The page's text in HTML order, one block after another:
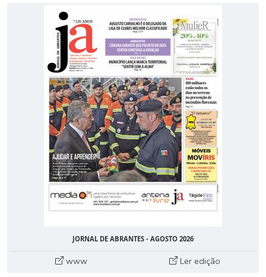
JORNAL DE ABRANTES - AGOSTO 2026
www Ler edição